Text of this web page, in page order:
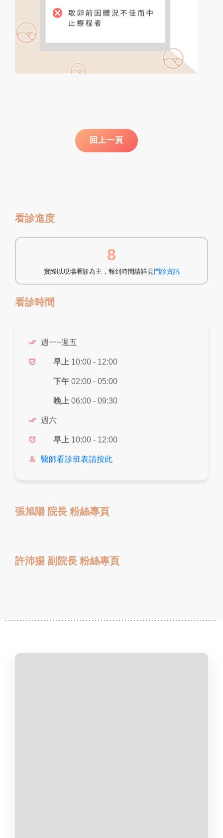
看診進度
8
實際以現場看診為主，報到時間請詳見 門診資訊
看診時間
done_all 週一~週五
alarm_on 早上 10:00 - 12:00
下午 02:00 - 05:00
晚上 06:00 - 09:30
done_all 週六
alarm_on 早上 10:00 - 12:00
person_outline 醫師看診班表請按此
張旭陽 院長 粉絲專頁
許沛揚 副院長 粉絲專頁